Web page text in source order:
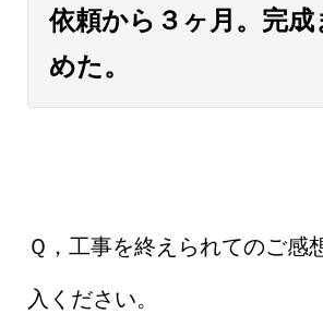
依頼から３ヶ月。完成
めた。
Ｑ，工事を終えられてのご感
入ください。